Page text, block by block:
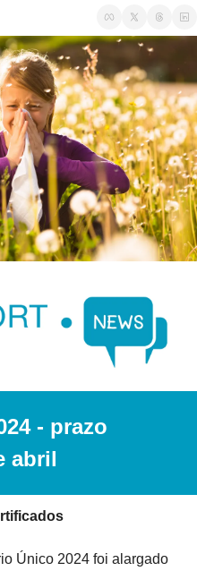
- prazo
abril
Único 2024 foi alargado